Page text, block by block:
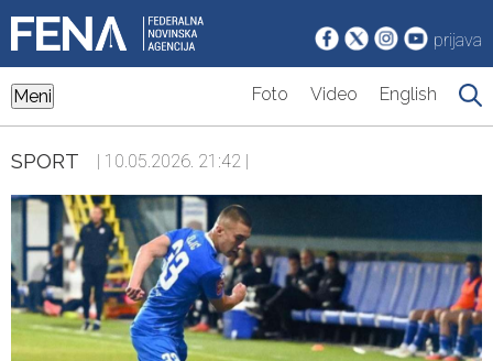
prijava
Meni Foto Video English
SPORT | 10.05.2026. 21:42 |